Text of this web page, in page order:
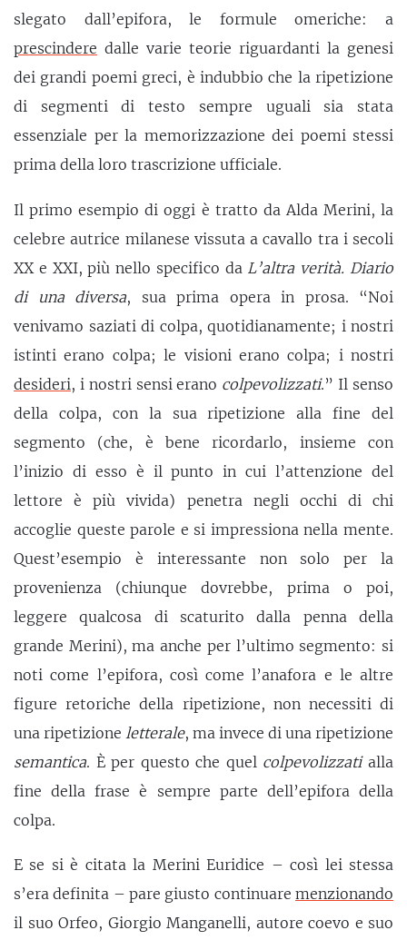
slegato dall’epifora, le formule omeriche: a
prescindere dalle varie teorie riguardanti la genesi
dei grandi poemi greci, è indubbio che la ripetizione
di segmenti di testo sempre uguali sia stata
essenziale per la memorizzazione dei poemi stessi
prima della loro trascrizione ufficiale.
Il primo esempio di oggi è tratto da Alda Merini, la
celebre autrice milanese vissuta a cavallo tra i secoli
XX e XXI, più nello specifico da L’altra verità. Diario
di una diversa, sua prima opera in prosa. “Noi
venivamo saziati di colpa, quotidianamente; i nostri
istinti erano colpa; le visioni erano colpa; i nostri
desideri, i nostri sensi erano colpevolizzati.” Il senso
della colpa, con la sua ripetizione alla fine del
segmento (che, è bene ricordarlo, insieme con
l’inizio di esso è il punto in cui l’attenzione del
lettore è più vivida) penetra negli occhi di chi
accoglie queste parole e si impressiona nella mente.
Quest’esempio è interessante non solo per la
provenienza (chiunque dovrebbe, prima o poi,
leggere qualcosa di scaturito dalla penna della
grande Merini), ma anche per l’ultimo segmento: si
noti come l’epifora, così come l’anafora e le altre
figure retoriche della ripetizione, non necessiti di
una ripetizione letterale, ma invece di una ripetizione
semantica. È per questo che quel colpevolizzatialla
fine della frase è sempre parte dell’epifora della
colpa.
E se si è citata la Merini Euridice – così lei stessa
s’era definita – pare giusto continuare menzionando
il suo Orfeo, Giorgio Manganelli, autore coevo e suo